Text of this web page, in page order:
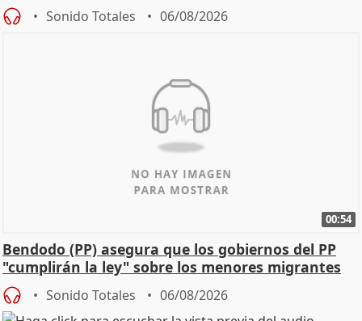
Sonido Totales 06/08/2026
00:54
Bendodo (PP) asegura que los gobiernos del PP
"cumplirán la ley" sobre los menores migrantes
Sonido Totales 06/08/2026